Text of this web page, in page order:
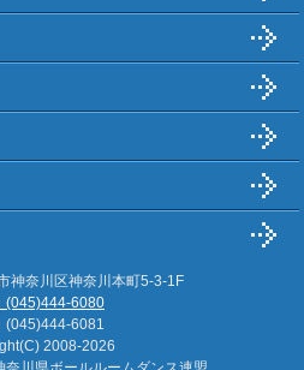
神奈川区神奈川本町5-3-1F
(045)444-6080
(045)444-6081
2008-2026